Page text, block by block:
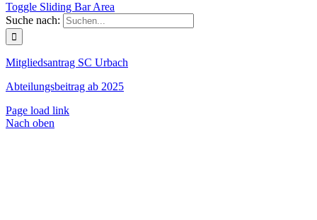
Toggle Sliding Bar Area
Suche nach:
Mitgliedsantrag SC Urbach
Abteilungsbeitrag ab 2025
Page load link
Nach oben